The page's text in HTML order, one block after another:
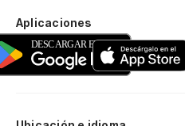
Aplicaciones